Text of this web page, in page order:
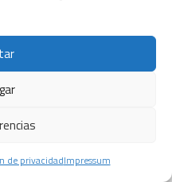
de privacidadImpressum